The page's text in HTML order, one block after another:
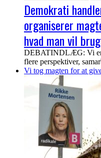
Demokrati
organiserer
hvad man vil
DEBATINDLÆG: Vi er
flere perspektiver,
Vi tog magten for at